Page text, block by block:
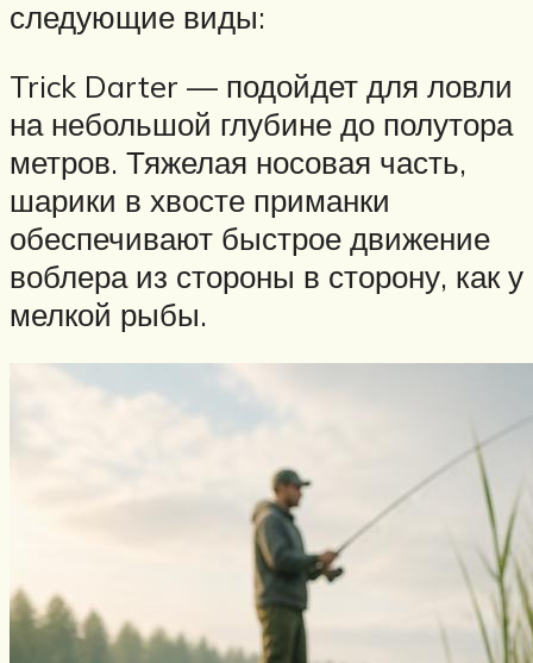
следующие виды:
Trick Darter — подойдет для ловли
на небольшой глубине до полутора
метров. Тяжелая носовая часть,
шарики в хвосте приманки
обеспечивают быстрое движение
воблера из стороны в сторону, как у
мелкой рыбы.